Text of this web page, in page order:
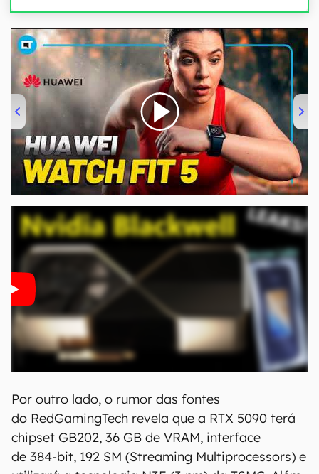
00:00/04:51
Por outro lado, o rumor das fontes
do RedGamingTech revela que a RTX 5090 terá
chipset GB202, 36 GB de VRAM, interface
de 384-bit, 192 SM (Streaming Multiprocessors) e